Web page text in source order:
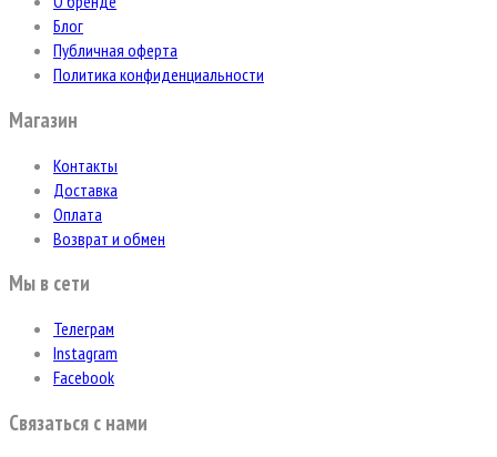
Блог
Публичная оферта
Политика конфиденциальности
Магазин
Контакты
Доставка
Оплата
Возврат и обмен
Мы в сети
Телеграм
Instagram
Facebook
Связаться с нами